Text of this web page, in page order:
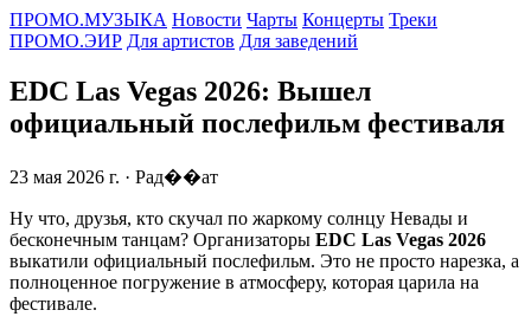
ПРОМО.МУЗЫКА Новости Чарты Концерты Треки
ПРОМО.ЭИР Для артистов Для заведений
EDC Las Vegas 2026: Вышел
официальный послефильм фестиваля
23 мая 2026 г. · Рад��ат
Ну что, друзья, кто скучал по жаркому солнцу Невады и
бесконечным танцам? Организаторы EDC Las Vegas 2026
выкатили официальный послефильм. Это не просто нарезка, а
полноценное погружение в атмосферу, которая царила на
фестивале.